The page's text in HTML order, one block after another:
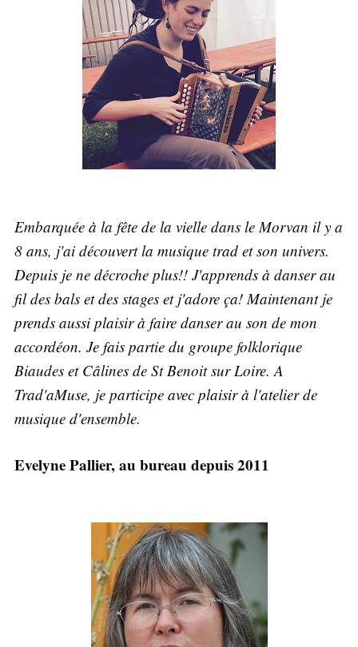
Embarquée à la fête de la vielle dans le Morvan il y a
8 ans, j'ai découvert la musique trad et son univers.
Depuis je ne décroche plus!! J'apprends à danser au
fil des bals et des stages et j'adore ça! Maintenant je
prends aussi plaisir à faire danser au son de mon
accordéon. Je fais partie du groupe folklorique
Biaudes et Câlines de St Benoit sur Loire. A
Trad'aMuse, je participe avec plaisir à l'atelier de
musique d'ensemble.
Evelyne Pallier, au bureau depuis 2011